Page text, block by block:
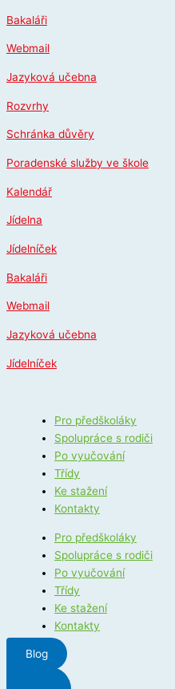
na
obsah
Bakaláři
Webmail
Jazyková učebna
Rozvrhy
Schránka důvěry
Poradenské služby ve škole
Kalendář
Jídelna
Jídelníček
Bakaláři
Webmail
Jazyková učebna
Jídelníček
Pro předškoláky
Spolupráce s rodiči
Po vyučování
Třídy
Ke stažení
Kontakty
Pro předškoláky
Spolupráce s rodiči
Po vyučování
Třídy
Ke stažení
Kontakty
Blog